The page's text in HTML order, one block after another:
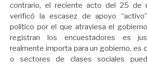
contrario, el reciente acto del 25 de
verificó la escasez de apoyo
político por el que atraviesa el
registran los encuestadores es
realmente importa para un gobierno, es
o sectores de clases sociales